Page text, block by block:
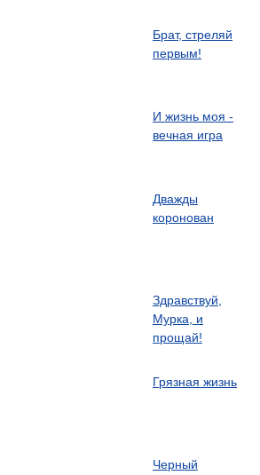
Брат, стреляй
первым!
И жизнь моя -
вечная игра
Дважды
коронован
Здравствуй,
Мурка, и
прощай!
Грязная жизнь
Черный